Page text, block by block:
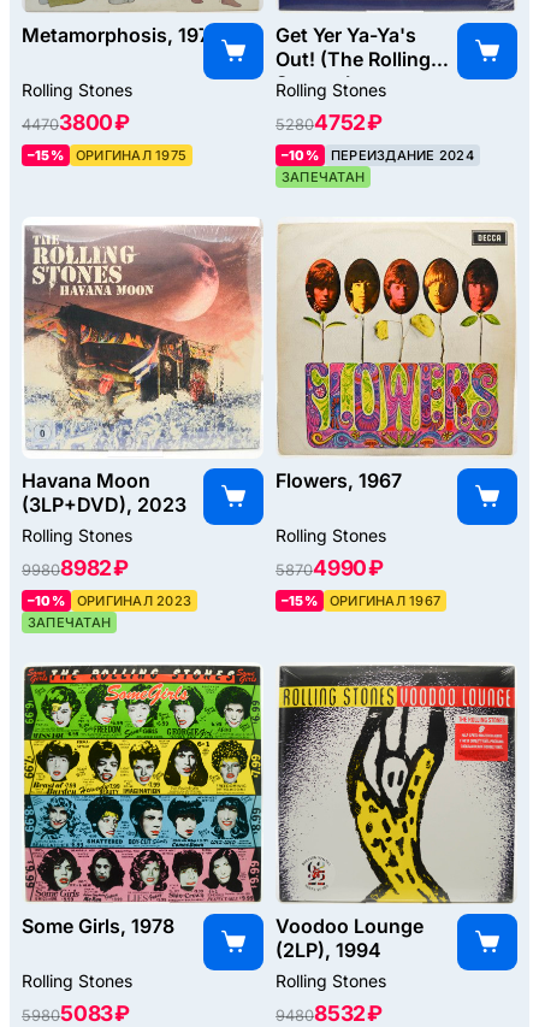
Metamorphosis, 1975
Rolling Stones
44703800 ₽
–15% ОРИГИНАЛ 1975
Get Yer Ya-Ya's
Out! (The Rolling
Stones In
Concert), 1970
Rolling Stones
52804752 ₽
–10%
ПЕРЕИЗДАНИЕ 2024
ЗАПЕЧАТАН
Havana Moon
(3LP+DVD), 2023
Rolling Stones
99808982 ₽
–10%
ОРИГИНАЛ 2023
ЗАПЕЧАТАН
Flowers, 1967
Rolling Stones
58704990 ₽
–15% ОРИГИНАЛ 1967
Some Girls, 1978
Rolling Stones
59805083 ₽
Voodoo Lounge
(2LP), 1994
Rolling Stones
94808532 ₽